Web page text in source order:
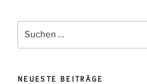
NEUESTE BEITRÄGE